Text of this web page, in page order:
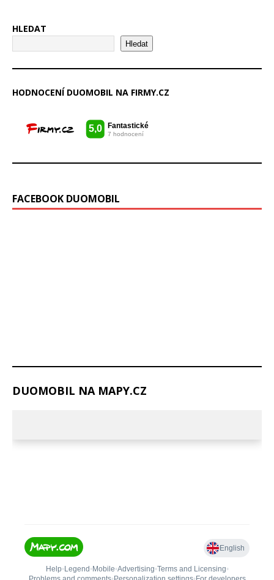
HLEDAT
Hledat
HODNOCENÍ DUOMOBIL NA FIRMY.CZ
FACEBOOK DUOMOBIL
DUOMOBIL NA MAPY.CZ